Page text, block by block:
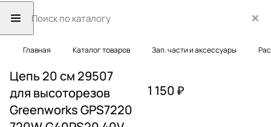
Главная Каталог товаров Зап. части и аксессуары
Цепь 20 см 29507
для высоторезов
Greenworks GPS7220
1 150 ₽